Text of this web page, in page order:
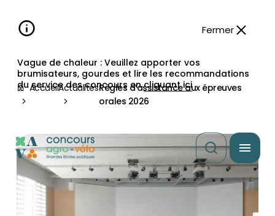
principale
principal
d'accessibilité
de
page
Vague de chaleur : Veuillez apporter vos
brumisateurs, gourdes et lire les recommandations
du service des concours encliquant ici
Fermer
AccueilActualitésRègles d’assistance aux épreuves
orales 2026